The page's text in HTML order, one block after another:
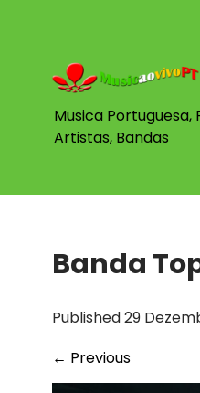
Musica Portuguesa,
Artistas, Bandas
Banda
Published 29
← Previous